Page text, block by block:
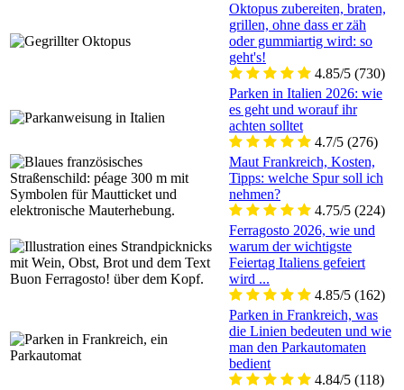
Oktopus zubereiten, braten,
grillen, ohne dass er zäh
oder gummiartig wird: so
geht's!
4.85/5 (730)
Parken in Italien 2026: wie
es geht und worauf ihr
achten solltet
4.7/5 (276)
Maut Frankreich, Kosten,
Tipps: welche Spur soll ich
nehmen?
4.75/5 (224)
Ferragosto 2026, wie und
warum der wichtigste
Feiertag Italiens gefeiert
wird ...
4.85/5 (162)
Parken in Frankreich, was
die Linien bedeuten und wie
man den Parkautomaten
bedient
4.84/5 (118)